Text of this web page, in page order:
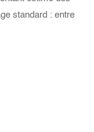
standard : entre